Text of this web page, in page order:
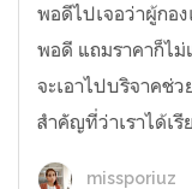
พอดีไปเจอว่าผู้กอ
พอดี แถมราคาก็ไม่
จะเอาไปบริจาคช่
สำคัญที่ว่าเราได้เ
missporiuz